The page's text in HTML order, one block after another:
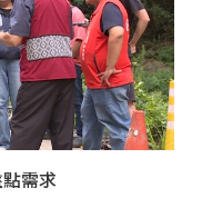
需求